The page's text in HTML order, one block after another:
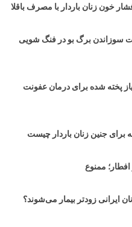
فشار خون زنان باردار با مصرف باقلا
سوزاندن برگ بو در فنگ شویی
پخته شده برای درمان عفونت
برای جنین زنان باردار چیست
ممنوع
ایرانی زودتر بیمار می‌شوند؟